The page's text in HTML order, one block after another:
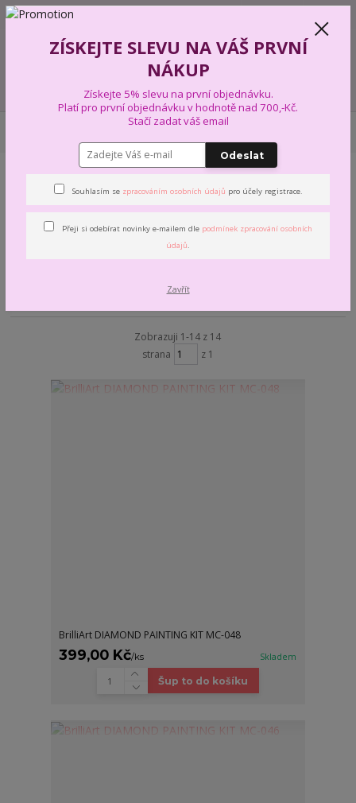
+420 739 574 103
0,00 Kč
VÝTVARNÉ A KREATIVNÍ SADY DIAMOND PAINTING
BrilliArt - M.P.STUDIA
Krásné DIAMOND PAINTING - diamantové mozaiky od firmy
Zobrazuji 1-14 z 14
strana
z 1
BrilliArt DIAMOND PAINTING KIT MC-048
399,00 Kč/ks Skladem
Šup to do košíku
ZÍSKEJTE SLEVU NA VÁŠ PRVNÍ
NÁKUP
Získejte 5% slevu na první objednávku.
Platí pro první objednávku v hodnotě nad 700,-Kč.
Stačí zadat váš email
Odeslat
Souhlasím se zpracováním osobních údajů pro účely registrace.
Přeji si odebírat novinky e-mailem dle podmínek zpracování osobních
údajů.
Zavřít